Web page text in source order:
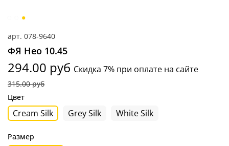
арт. 078-9640
ФЯ Нео 10.45
294.00 руб Скидка 7% при оплате на сайте
315.00 руб
Цвет
Cream Silk Grey Silk White Silk
Размер